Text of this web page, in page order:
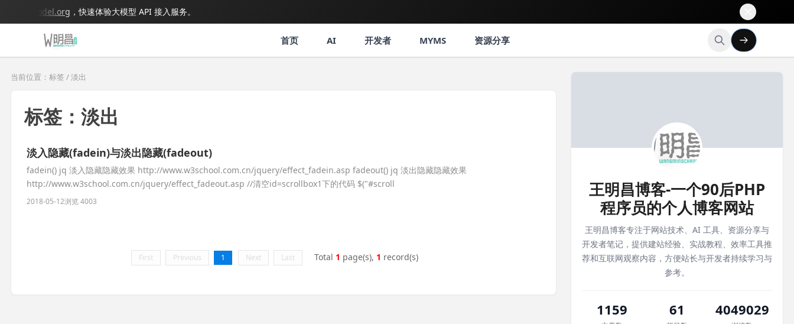
，快速体验大模型 API 接入服务。
首页 AI 开发者 MYMS 资源分享
当前位置：标签 / 淡出
标签：淡出
淡入隐藏(fadein)与淡出隐藏(fadeout)
fadein() jq 淡入隐藏隐藏效果 http://www.w3school.com.cn/jquery/effect_fadein.asp fadeout() jq 淡出隐藏隐藏效果
http://www.w3school.com.cn/jquery/effect_fadeout.asp //清空id=scrollbox1下的代码 $("#scroll
2018-05-12浏览 4003
First Previous 1 Next Last Total 1 page(s), 1 record(s)
王明昌博客-一个90后PHP
程序员的个人博客网站
王明昌博客专注于网站技术、AI 工具、资源分享与
开发者笔记，提供建站经验、实战教程、效率工具推
荐和互联网观察内容，方便站长与开发者持续学习与
参考。
1159 61 4049029